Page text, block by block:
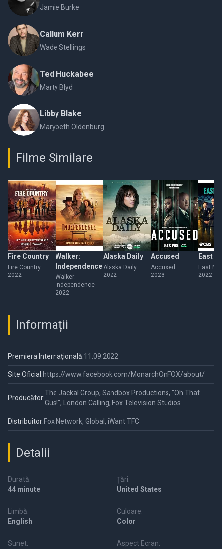
Jamie Burke
Callum Kerr
Wade Stellings
Ted Huckabee
Marty Blyd
Libby Blake
Marybeth Oldenburg
Filme Similare
Fire Country
Fire Country
2022
Walker:
Independence
Walker:
Independence
2022
Alaska Daily
Alaska Daily
2022
Accused
Accused
2023
East
East
2022
Informații
Premiera Internațională:11.09.2022
Site Oficial:https://www.facebook.com/MonarchOnFOX/about/
Producător:
The Jackal Group, Sandbox Productions, "Oh That
Gus!", London Calling, Fox Television Studios
Distribuitor:Fox Network, Global, iWant TFC
Detalii
Durată:
44 minute
Țări:
United States
Limbă:
English
Culoare:
Color
Sunet: Aspect Ecran: